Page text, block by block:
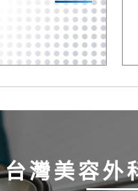
台灣美容外